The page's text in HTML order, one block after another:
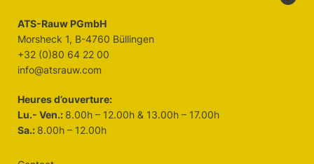
ATS-Rauw PGmbH
Morsheck 1, B-4760 Büllingen
+32 (0)80 64 22 00
info@atsrauw.com
Heures d’ouverture:
Lu.- Ven.: 8.00h – 12.00h & 13.00h – 17.00h
Sa.: 8.00h – 12.00h